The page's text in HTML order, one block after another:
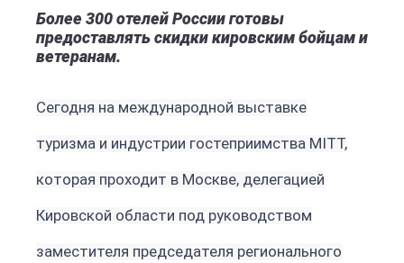
Более 300 отелей России готовы
предоставлять скидки кировским бойцам и
ветеранам.
Сегодня на международной выставке
туризма и индустрии гостеприимства MITT,
которая проходит в Москве, делегацией
Кировской области под руководством
заместителя председателя регионального